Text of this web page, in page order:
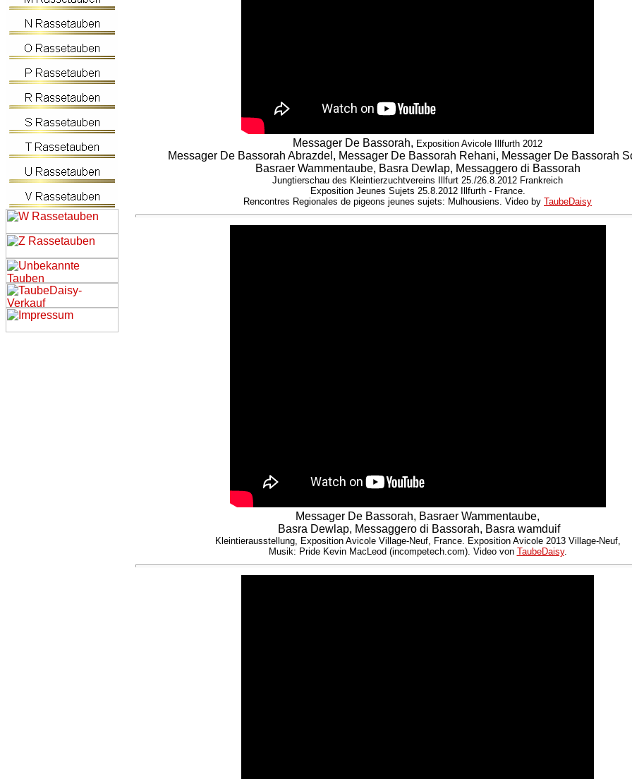
Messager De Bassorah, Exposition Avicole Illfurth 2012
Messager De Bassorah Abrazdel, Messager De Bassorah Rehani, Messager De Bassorah
Basraer Wammentaube, Basra Dewlap, Messaggero di Bassorah
Jungtierschau des Kleintierzuchtvereins Illfurt 25./26.8.2012 Frankreich
Exposition Jeunes Sujets 25.8.2012 Illfurth - France.
Rencontres Regionales de pigeons jeunes sujets: Mulhousiens. Video by TaubeDaisy
Messager De Bassorah, Basraer Wammentaube,
Basra Dewlap, Messaggero di Bassorah, Basra wamduif
Kleintierausstellung, Exposition Avicole Village-Neuf, France. Exposition Avicole 2013 Village-Neuf,
Musik: Pride Kevin MacLeod (incompetech.com). Video von TaubeDaisy.